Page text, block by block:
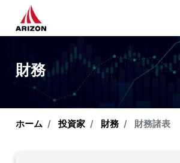
財務
ホーム 投資家 財務 財務諸表